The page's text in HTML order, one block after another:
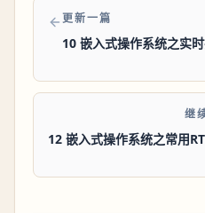
更新一篇
10 嵌入式操作系统之实
继
12 嵌入式操作系统之常用